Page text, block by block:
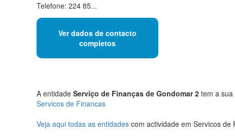
Telefone: 224 85...
Ver dados de contacto
completos
A entidade Serviço de Finanças de Gondomar 2 tem a
Servicos de Financas
Veja aqui todas as entidades com actividade em Servicos